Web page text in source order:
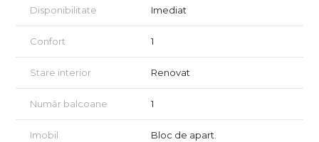
In cazul in care oferta noastra a reusit sa va capteze atentia, va
Certificatul energetic va fi disponibil la vanzare.
Acordam asistenta GRATUITA persoanelor care doresc
achizionarea prin credit!
Vizionarea imobilului se face doar in baza semnarii unui acord
Disponibilitate Imediat
Confort 1
Stare interior Renovat
Număr balcoane 1
Imobil Bloc de apart.